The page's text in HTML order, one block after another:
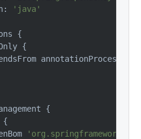
'java'
{
{
annotationProcessor
{
{